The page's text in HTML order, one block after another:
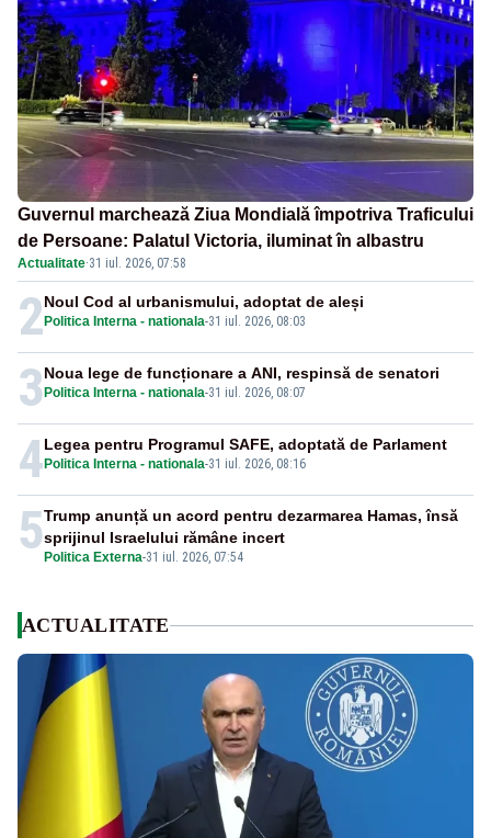
Guvernul marchează Ziua Mondială împotriva Traficului
de Persoane: Palatul Victoria, iluminat în albastru
Actualitate·31 iul. 2026, 07:58
2 Politica Interna - nationala-31 iul. 2026, 08:03
Noul Cod al urbanismului, adoptat de aleși
3 Politica Interna - nationala-31 iul. 2026, 08:07
Noua lege de funcționare a ANI, respinsă de senatori
4 Politica Interna - nationala-31 iul. 2026, 08:16
Legea pentru Programul SAFE, adoptată de Parlament
5 Politica Externa-31 iul. 2026, 07:54
Trump anunță un acord pentru dezarmarea Hamas, însă
sprijinul Israelului rămâne incert
ACTUALITATE